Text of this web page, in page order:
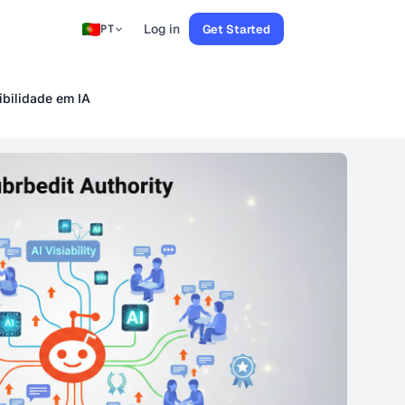
PT Log in Get Started
em IA